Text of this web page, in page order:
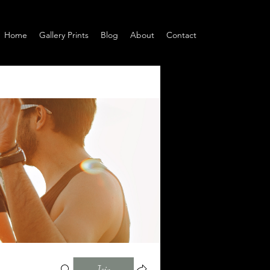
Home Gallery Prints Blog About Contact